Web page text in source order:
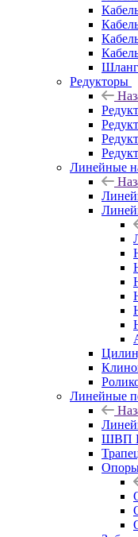
Редукторы
Линейные
Линейные
ШВП